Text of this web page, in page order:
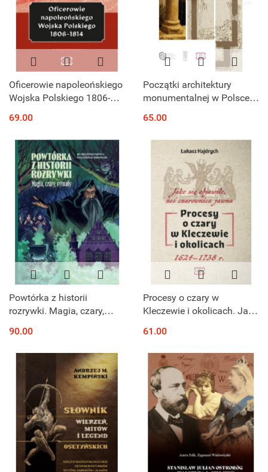
Oficerowie napoleońskiego
Wojska Polskiego 1806-
69.00
Początki architektury
monumentalnej w Polsce
65.00
Powtórka z historii
rozrywki. Magia, czary,
90.00
Procesy o czary w
Kleczewie i okolicach. Jako
czarownica jawna 1624-
1738
61.00